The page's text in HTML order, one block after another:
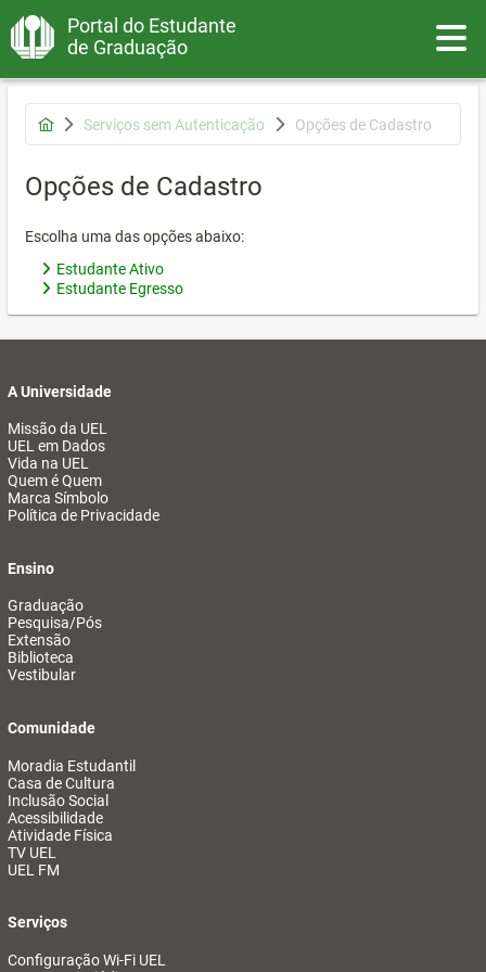
Portal do Estudante
de Graduação
Serviços sem Autenticação Opções de Cadastro
Opções de Cadastro
Escolha uma das opções abaixo:
Estudante Ativo
Estudante Egresso
A Universidade
Missão da UEL
UEL em Dados
Vida na UEL
Quem é Quem
Marca Símbolo
Política de Privacidade
Ensino
Graduação
Pesquisa/Pós
Extensão
Biblioteca
Vestibular
Comunidade
Moradia Estudantil
Casa de Cultura
Inclusão Social
Acessibilidade
Atividade Física
TV UEL
UEL FM
Serviços
Configuração Wi-Fi UEL